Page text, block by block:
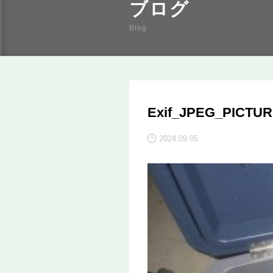
ブログ
Blog
2024.09.05